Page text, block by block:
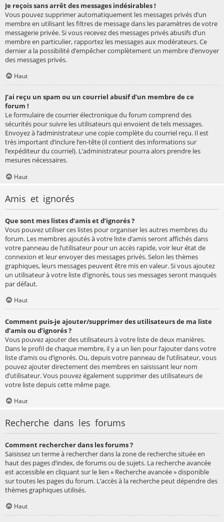
Je reçois sans arrêt des messages indésirables !
Vous pouvez supprimer automatiquement les messages privés d’un
membre en utilisant les filtres de message dans les paramètres de votre
messagerie privée. Si vous recevez des messages privés abusifs d’un
membre en particulier, rapportez les messages aux modérateurs. Ce
dernier a la possibilité d’empêcher complètement un membre d’envoyer
des messages privés.
Haut
J’ai reçu un spam ou un courriel abusif d’un membre de ce
forum !
Le formulaire de courrier électronique du forum comprend des
sécurités pour suivre les utilisateurs qui envoient de tels messages.
Envoyez à l’administrateur une copie complète du courriel reçu. Il est
très important d’inclure l’en-tête (il contient des informations sur
l’expéditeur du courriel). L’administrateur pourra alors prendre les
mesures nécessaires.
Haut
Amis et ignorés
Que sont mes listes d’amis et d’ignorés ?
Vous pouvez utiliser ces listes pour organiser les autres membres du
forum. Les membres ajoutés à votre liste d’amis seront affichés dans
votre panneau de l’utilisateur pour un accès rapide, voir leur état de
connexion et leur envoyer des messages privés. Selon les thèmes
graphiques, leurs messages peuvent être mis en valeur. Si vous ajoutez
un utilisateur à votre liste d’ignorés, tous ses messages seront masqués
par défaut.
Haut
Comment puis-je ajouter/supprimer des utilisateurs de ma liste
d’amis ou d’ignorés ?
Vous pouvez ajouter des utilisateurs à votre liste de deux manières.
Dans le profil de chaque membre, il y a un lien pour l’ajouter dans votre
liste d’amis ou d’ignorés. Ou, depuis votre panneau de l’utilisateur, vous
pouvez ajouter directement des membres en saisissant leur nom
d’utilisateur. Vous pouvez également supprimer des utilisateurs de
votre liste depuis cette même page.
Haut
Recherche dans les forums
Comment rechercher dans les forums ?
Saisissez un terme à rechercher dans la zone de recherche située en
haut des pages d’index, de forums ou de sujets. La recherche avancée
est accessible en cliquant sur le lien « Recherche avancée » disponible
sur toutes les pages du forum. L’accès à la recherche peut dépendre des
thèmes graphiques utilisés.
Haut